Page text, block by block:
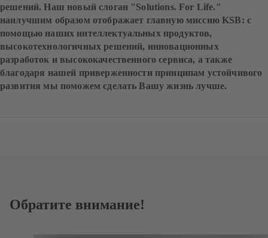
решений. Наш новый слоган "Solutions. For Life."
наилучшим образом отображает главную миссию KSB: с
помощью наших интеллектуальных продуктов,
высокотехнологичных решений, инновационных
разработок и высококачественного сервиса, а также
благодаря нашей приверженности принципам устойчивого
развития мы поможем сделать Вашу жизнь лучше.
Обратите внимание!